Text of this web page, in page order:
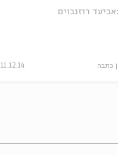
אביעד רוזנבוים
כתבה 11.12.14